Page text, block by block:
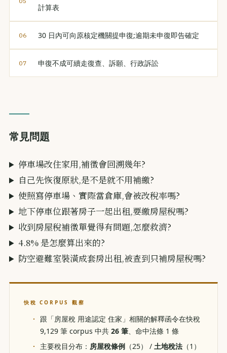
計算表
30 日內可向原核定機關提申復;逾期未申復即告確定
申復不成可續走復查、訴願、行政訴訟
常見問題
停車場改住家用,補徵會回溯幾年?
自己先恢復原狀,是不是就不用補繳?
使照寫停車場、實際當倉庫,會被改稅率嗎?
地下停車位跟著房子一起出租,要繳房屋稅嗎?
收到房屋稅補徵單覺得有問題,怎麼救濟?
4.8% 是怎麼算出來的?
防空避難室裝潢成套房出租,被查到只補房屋稅嗎?
快稅 CORPUS 觀察
跟「房屋稅 用途認定 住家」相關的解釋函令在快稅
9,129 筆 corpus 中共 26 筆、命中法條 1 條
主要稅目分布： 房屋稅條例 （25） / 土地稅法 （1）